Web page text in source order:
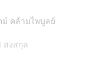
ม์ คล้ามไพบูลย์
งสกุล